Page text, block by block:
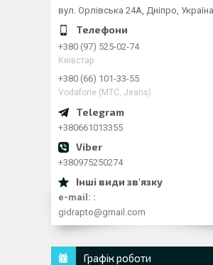
вул. Орлівська 24А, Дніпро, Україна
+380 (97) 525-02-74
Київстар
+380 (66) 101-33-55
Vodafone (МТС, Jeans)
+380661013355
+380975250274
e-mail:
gidrapto@gmail.com
Графік роботи